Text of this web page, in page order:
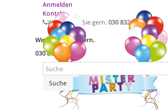
Anmelden
Kontakt
Wir beraten Sie gern.030 83211958
Wir beraten Sie gern.
030 83211958
Suche